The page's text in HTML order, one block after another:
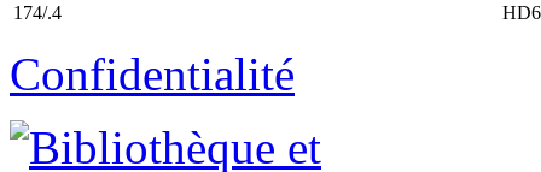
174/.4
Confidentialité